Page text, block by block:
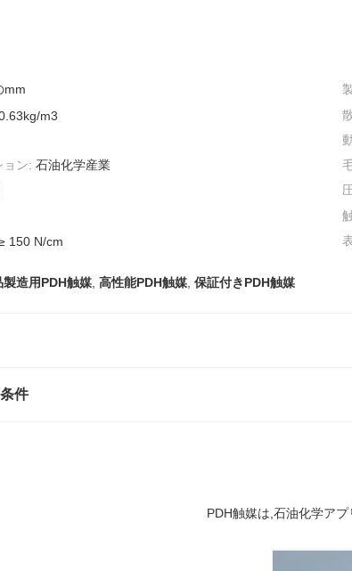
mm
m3
ョン: 石油化学産業
150 N/cm
造用PDH触媒 高性能PDH触媒 保証付きPDH触媒
件
PDH触媒は,石油化学ア